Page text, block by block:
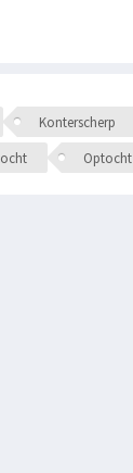
Konterscherp
Optocht